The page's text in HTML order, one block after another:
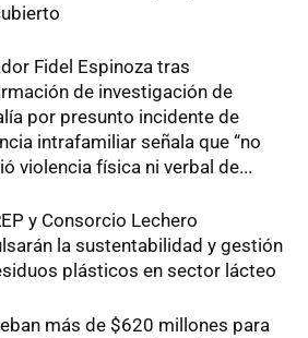
Fidel Espinoza tras
de investigación de
por presunto incidente de
intrafamiliar señala que “no
violencia física ni verbal de...
y Consorcio Lechero
la sustentabilidad y gestión
plásticos en sector lácteo
más de $620 millones para